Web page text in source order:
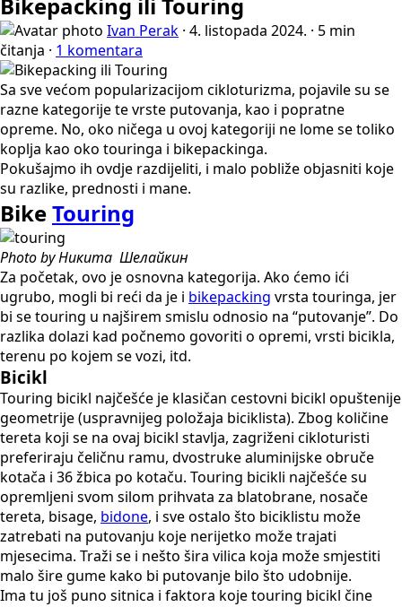
Ivan Perak · 4. listopada 2024. · 5 min
čitanja · 1 komentara
Sa sve većom popularizacijom cikloturizma, pojavile su se
razne kategorije te vrste putovanja, kao i popratne
opreme. No, oko ničega u ovoj kategoriji ne lome se toliko
koplja kao oko touringa i bikepackinga.
Pokušajmo ih ovdje razdijeliti, i malo pobliže objasniti koje
su razlike, prednosti i mane.
BikeTouring
Photo by Никита Шелайкин
Za početak, ovo je osnovna kategorija. Ako ćemo ići
ugrubo, mogli bi reći da je i bikepacking vrsta touringa, jer
bi se touring u najširem smislu odnosio na “putovanje”. Do
razlika dolazi kad počnemo govoriti o opremi, vrsti bicikla,
terenu po kojem se vozi, itd.
Bicikl
Touring bicikl najčešće je klasičan cestovni bicikl opuštenije
geometrije (uspravnijeg položaja biciklista). Zbog količine
tereta koji se na ovaj bicikl stavlja, zagriženi cikloturisti
preferiraju čeličnu ramu, dvostruke aluminijske obruče
kotača i 36 žbica po kotaču. Touring bicikli najčešće su
opremljeni svom silom prihvata za blatobrane, nosače
tereta, bisage, bidone, i sve ostalo što biciklistu može
zatrebati na putovanju koje nerijetko može trajati
mjesecima. Traži se i nešto šira vilica koja može smjestiti
malo šire gume kako bi putovanje bilo što udobnije.
Ima tu još puno sitnica i faktora koje touring bicikl čine